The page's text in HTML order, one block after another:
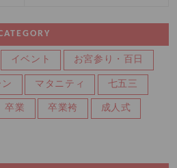
イベント お宮参り・百日
マタニティ 七五三
卒業 卒業袴 成人式